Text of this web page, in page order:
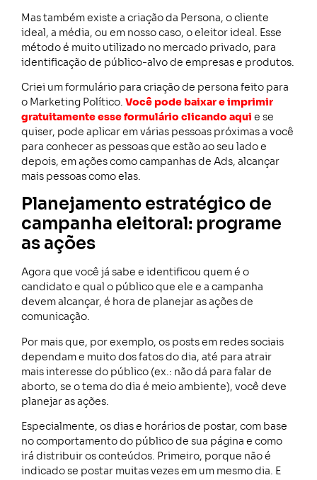
Mas também existe a criação da Persona, o cliente
ideal, a média, ou em nosso caso, o eleitor ideal. Esse
método é muito utilizado no mercado privado, para
identificação de público-alvo de empresas e produtos.
Criei um formulário para criação de persona feito para
o Marketing Político. Você pode baixar e imprimir
gratuitamente esse formulário clicando aqui e se
quiser, pode aplicar em várias pessoas próximas a você
para conhecer as pessoas que estão ao seu lado e
depois, em ações como campanhas de Ads, alcançar
mais pessoas como elas.
Planejamento estratégico de
campanha eleitoral: programe
as ações
Agora que você já sabe e identificou quem é o
candidato e qual o público que ele e a campanha
devem alcançar, é hora de planejar as ações de
comunicação.
Por mais que, por exemplo, os posts em redes sociais
dependam e muito dos fatos do dia, até para atrair
mais interesse do público (ex.: não dá para falar de
aborto, se o tema do dia é meio ambiente), você deve
planejar as ações.
Especialmente, os dias e horários de postar, com base
no comportamento do público de sua página e como
irá distribuir os conteúdos. Primeiro, porque não é
indicado se postar muitas vezes em um mesmo dia. E